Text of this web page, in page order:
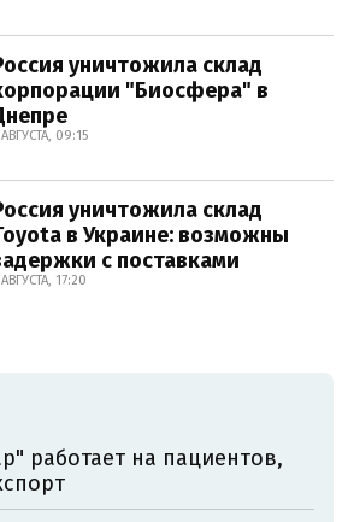
уничтожила склад
"Биосфера" в
АВГУСТА, 09:15
уничтожила склад
в Украине: возможны
с поставками
АВГУСТА, 17:20
работает на пациентов,